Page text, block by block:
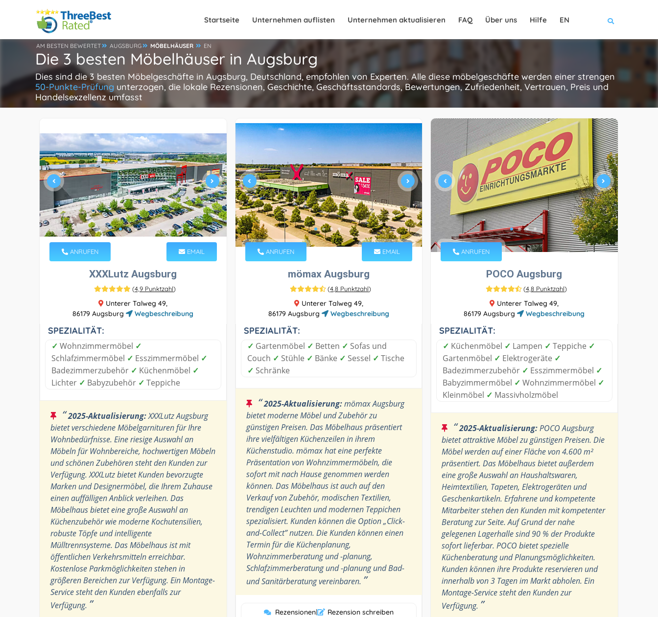
Startseite Unternehmen auflisten Unternehmen aktualisieren FAQ Über uns Hilfe EN
AM BESTEN BEWERTET AUGSBURG MÖBELHÄUSER EN
Die 3 besten Möbelhäuser in Augsburg
Dies sind die 3 besten Möbelgeschäfte in Augsburg, Deutschland, empfohlen von Experten. Alle diese möbelgeschäfte werden einer strengen
50-Punkte-Prüfung unterzogen, die lokale Rezensionen, Geschichte, Geschäftsstandards, Bewertungen, Zufriedenheit, Vertrauen, Preis und
Handelsexzellenz umfasst
ANRUFEN EMAIL
XXXLutz Augsburg
(4,9 Punktzahl)
Unterer Talweg 49,
86179 Augsburg
Wegbeschreibung
SPEZIALITÄT:
✓ Wohnzimmermöbel ✓
Schlafzimmermöbel ✓ Esszimmermöbel ✓
Badezimmerzubehör ✓ Küchenmöbel ✓
Lichter ✓ Babyzubehör ✓ Teppiche
“2025-Aktualisierung:XXXLutz Augsburg
bietet verschiedene Möbelgarnituren für Ihre
Wohnbedürfnisse. Eine riesige Auswahl an
Möbeln für Wohnbereiche, hochwertigen Möbeln
und schönen Zubehören steht den Kunden zur
Verfügung. XXXLutz bietet Kunden bevorzugte
Marken und Designermöbel, die Ihrem Zuhause
einen auffälligen Anblick verleihen. Das
Möbelhaus bietet eine große Auswahl an
Küchenzubehör wie moderne Kochutensilien,
robuste Töpfe und intelligente
Mülltrennsysteme. Das Möbelhaus ist mit
öffentlichen Verkehrsmitteln erreichbar.
Kostenlose Parkmöglichkeiten stehen in
größeren Bereichen zur Verfügung. Ein Montage-
Service steht den Kunden ebenfalls zur
Verfügung. ”
ANRUFEN EMAIL
mömax Augsburg
(4,8 Punktzahl)
Unterer Talweg 49,
86179 Augsburg
Wegbeschreibung
SPEZIALITÄT:
✓ Gartenmöbel ✓ Betten ✓ Sofas und
Couch ✓ Stühle ✓ Bänke ✓ Sessel ✓ Tische
✓ Schränke
“2025-Aktualisierung:mömax Augsburg
bietet moderne Möbel und Zubehör zu
günstigen Preisen. Das Möbelhaus präsentiert
ihre vielfältigen Küchenzeilen in ihrem
Küchenstudio. mömax hat eine perfekte
Präsentation von Wohnzimmermöbeln, die
sofort mit nach Hause genommen werden
können. Das Möbelhaus ist auch auf den
Verkauf von Zubehör, modischen Textilien,
trendigen Leuchten und modernen Teppichen
spezialisiert. Kunden können die Option „Click-
and-Collect” nutzen. Die Kunden können einen
Termin für die Küchenplanung,
Wohnzimmerberatung und -planung,
Schlafzimmerberatung und -planung und Bad-
und Sanitärberatung vereinbaren. ”
Rezensionen| Rezension schreiben
ANRUFEN
POCO Augsburg
(4,8 Punktzahl)
Unterer Talweg 49,
86179 Augsburg
Wegbeschreibung
SPEZIALITÄT:
✓ Küchenmöbel ✓ Lampen ✓ Teppiche ✓
Gartenmöbel ✓ Elektrogeräte ✓
Badezimmerzubehör ✓ Esszimmermöbel ✓
Babyzimmermöbel ✓ Wohnzimmermöbel ✓
Kleinmöbel ✓ Massivholzmöbel
“2025-Aktualisierung:POCO Augsburg
bietet attraktive Möbel zu günstigen Preisen. Die
Möbel werden auf einer Fläche von 4.600 m²
präsentiert. Das Möbelhaus bietet außerdem
eine große Auswahl an Haushaltswaren,
Heimtextilien, Tapeten, Elektrogeräten und
Geschenkartikeln. Erfahrene und kompetente
Mitarbeiter stehen den Kunden mit kompetenter
Beratung zur Seite. Auf Grund der nahe
gelegenen Lagerhalle sind 90 % der Produkte
sofort lieferbar. POCO bietet spezielle
Küchenberatung und Planungsmöglichkeiten.
Kunden können ihre Produkte reservieren und
innerhalb von 3 Tagen im Markt abholen. Ein
Montage-Service steht den Kunden zur
Verfügung. ”